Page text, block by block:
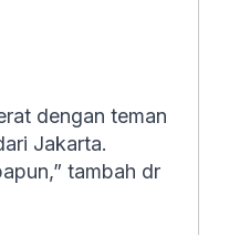
dengan teman
Jakarta.
tambah dr